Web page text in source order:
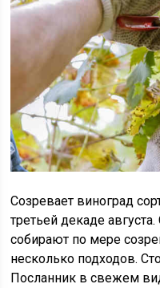
Созревает виноград
третьей декаде
собирают по мере
несколько подходов.
Посланник в свежем